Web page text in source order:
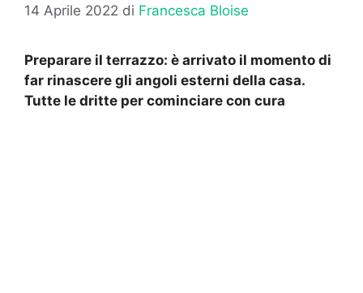
14 Aprile 2022 di Francesca Bloise
Preparare il terrazzo: è arrivato il momento di
far rinascere gli angoli esterni della casa.
Tutte le dritte per cominciare con cura